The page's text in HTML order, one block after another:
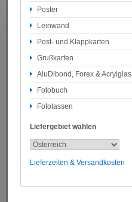
Poster
Leinwand
Post- und Klappkarten
Grußkarten
AluDibond, Forex & Acrylglas
Fotobuch
Fototassen
Liefergebiet wählen
Lieferzeiten & Versandkosten